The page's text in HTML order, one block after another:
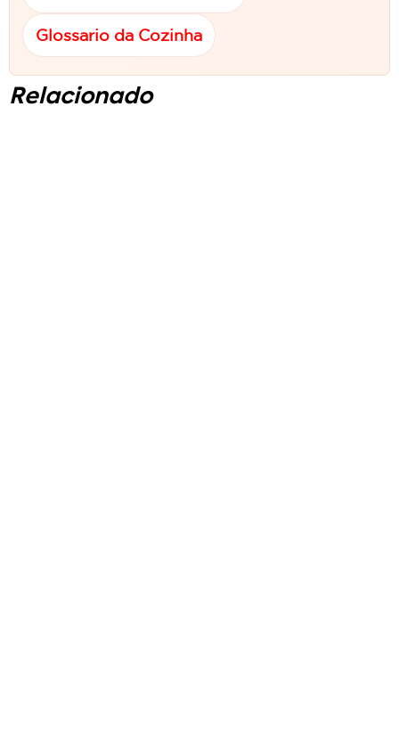
Glossario da Cozinha
Relacionado